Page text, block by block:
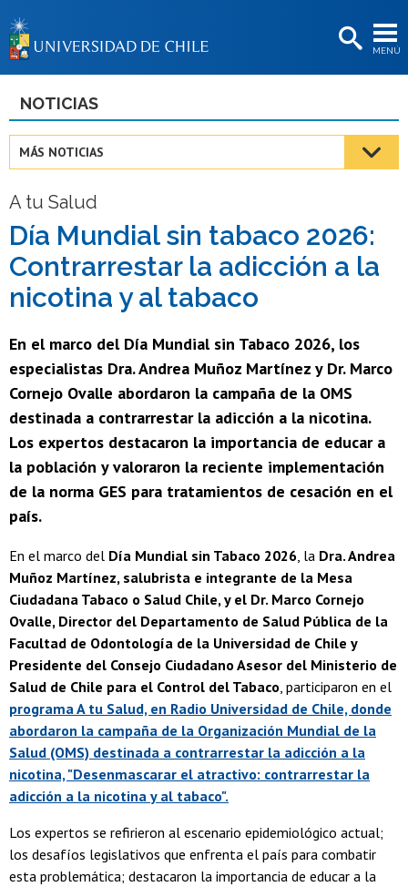
MENÚ
BIBLIOTECAS
Estudiantes
Funcionarias/os
Egresadas/os
NOTICIAS
MÁS NOTICIAS
A tu Salud
Día Mundial sin tabaco 2026:
Contrarrestar la adicción a la
nicotina y al tabaco
En el marco del Día Mundial sin Tabaco 2026, los
especialistas Dra. Andrea Muñoz Martínez y Dr. Marco
Cornejo Ovalle abordaron la campaña de la OMS
destinada a contrarrestar la adicción a la nicotina.
Los expertos destacaron la importancia de educar a
la población y valoraron la reciente implementación
de la norma GES para tratamientos de cesación en el
país.
En el marco del Día Mundial sin Tabaco 2026, la Dra. Andrea
Muñoz Martínez, salubrista e integrante de la Mesa
Ciudadana Tabaco o Salud Chile, y el Dr. Marco Cornejo
Ovalle, Director del Departamento de Salud Pública de la
Facultad de Odontología de la Universidad de Chile y
Presidente del Consejo Ciudadano Asesor del Ministerio de
Salud de Chile para el Control del Tabaco, participaron en el
programa A tu Salud, en Radio Universidad de Chile, donde
abordaron la campaña de la Organización Mundial de la
Salud (OMS) destinada a contrarrestar la adicción a la
nicotina, "Desenmascarar el atractivo: contrarrestar la
adicción a la nicotina y al tabaco".
Los expertos se refirieron al escenario epidemiológico actual;
los desafíos legislativos que enfrenta el país para combatir
esta problemática; destacaron la importancia de educar a la